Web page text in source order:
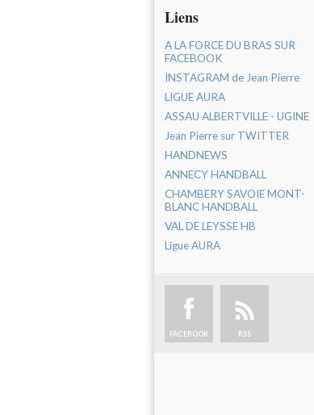
Liens
A LA FORCE DU BRAS SUR
FACEBOOK
INSTAGRAM de Jean Pierre
LIGUE AURA
ASSAU ALBERTVILLE - UGINE
Jean Pierre sur TWITTER
HANDNEWS
ANNECY HANDBALL
CHAMBERY SAVOIE MONT-
BLANC HANDBALL
VAL DE LEYSSE HB
Ligue AURA
FACEBOOK RSS